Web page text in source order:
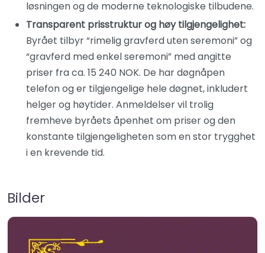
løsningen og de moderne teknologiske tilbudene.
Transparent prisstruktur og høy tilgjengelighet:
Byrået tilbyr “rimelig gravferd uten seremoni” og
“gravferd med enkel seremoni” med angitte
priser fra ca. 15 240 NOK. De har døgnåpen
telefon og er tilgjengelige hele døgnet, inkludert
helger og høytider. Anmeldelser vil trolig
fremheve byråets åpenhet om priser og den
konstante tilgjengeligheten som en stor trygghet
i en krevende tid.
Bilder